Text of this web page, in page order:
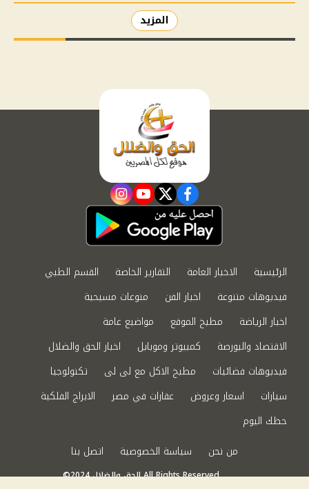
المزيد
facebook
twitter
youtube
instagram
الرئيسية الاخبار العامة التقارير الخاصة
القسم الطبي
فيديوهات متنوعة
اخبار الفن
منوعات مسيحية
اخبار الرياضة
مطبخ الموقع
مواضيع عامة
الاقتصاد والبورصة
كمبيوتر وموبايل
اخبار الحق والضلال
فيديوهات فضائيات
مطبخ الاكل مع لى لى
تكنولوجيا
سيارات
اسعار وعروض عقارات في مصر
الابراج الفلكية
حظك اليوم
من نحن
سياسة الخصوصية اتصل بنا
©2024 الحق والضلال All Rights Reserved.